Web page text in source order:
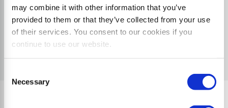
may combine it with other information that you’ve
provided to them or that they’ve collected from your use
of their services. You consent to our cookies if you
continue to use our website.
Selection
Necessary